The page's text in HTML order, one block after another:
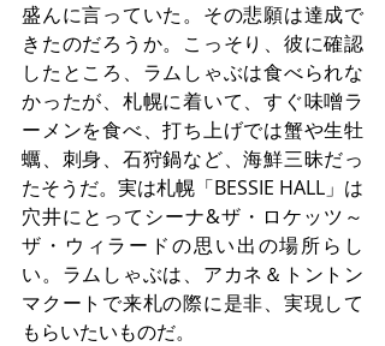
盛んに言っていた。その悲願は達成で
きたのだろうか。こっそり、彼に確認
したところ、ラムしゃぶは食べられな
かったが、札幌に着いて、すぐ味噌ラ
ーメンを食べ、打ち上げでは蟹や生牡
蠣、刺身、石狩鍋など、海鮮三昧だっ
たそうだ。実は札幌「BESSIE HALL」は
穴井にとってシーナ&ザ・ロケッツ～
ザ・ウィラードの思い出の場所らし
い。ラムしゃぶは、アカネ＆トントン
マクートで来札の際に是非、実現して
もらいたいものだ。